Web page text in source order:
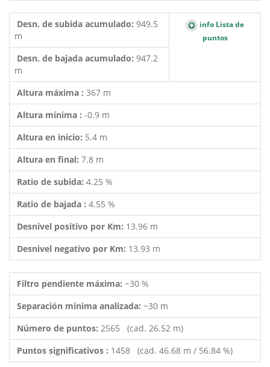
Desn. de subida acumulado: 949.5
m
info Lista de
puntos
Desn. de bajada acumulado: 947.2
m
Altura máxima : 367 m
Altura mínima : -0.9 m
Altura en inicio: 5.4 m
Altura en final: 7.8 m
Ratio de subida: 4.25 %
Ratio de bajada : 4.55 %
Desnivel positivo por Km: 13.96 m
Desnivel negativo por Km: 13.93 m
Filtro pendiente máxima: ~30 %
Separación minima analizada: ~30 m
Número de puntos: 2565 (cad. 26.52 m)
Puntos significativos : 1458 (cad. 46.68 m / 56.84 %)